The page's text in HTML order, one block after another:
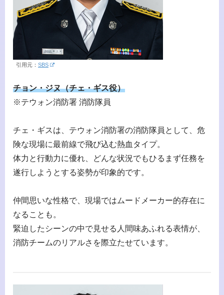
引用元： SBS
チョン・ジヌ（チェ・ギス役）
※テウォン消防署 消防隊員
チェ・ギスは、テウォン消防署の消防隊員として、危
険な現場に最前線で飛び込む熱血タイプ。
体力と行動力に優れ、どんな状況でもひるまず任務を
遂行しようとする姿勢が印象的です。
仲間思いな性格で、現場ではムードメーカー的存在に
なることも。
緊迫したシーンの中で見せる人間味あふれる表情が、
消防チームのリアルさを際立たせています。